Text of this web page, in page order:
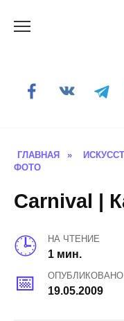
ГЛАВНАЯ »
ФОТО
Carnival |
НА ЧТЕНИЕ
1 мин.
ОПУБЛИКОВАНО
19.05.2009